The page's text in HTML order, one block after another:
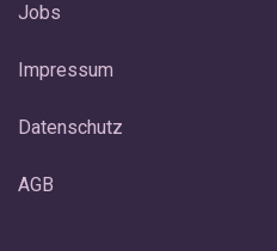
Jobs
Impressum
Datenschutz
AGB